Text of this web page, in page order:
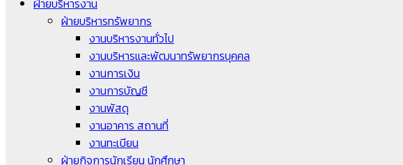
ฝ่ายบริหารงาน
ฝ่ายบริหารทรัพยากร
งานบริหารงานทั่วไป
งานบริหารและพัฒนาทรัพยากรบุคคล
งานการเงิน
งานการบัญชี
งานพัสดุ
งานอาคาร สถานที่
งานทะเบียน
ฝ่ายกิจการนักเรียน นักศึกษา